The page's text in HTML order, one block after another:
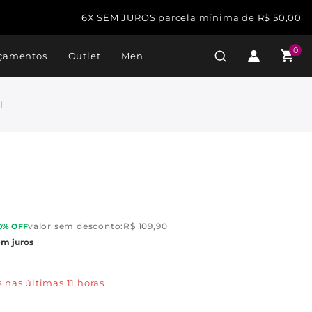
6X SEM JUROS parcela mínima de R$ 50,00
Outlet Men 0
OFFvalor sem desconto: R$ 109,90
juros
últimas 11 horas